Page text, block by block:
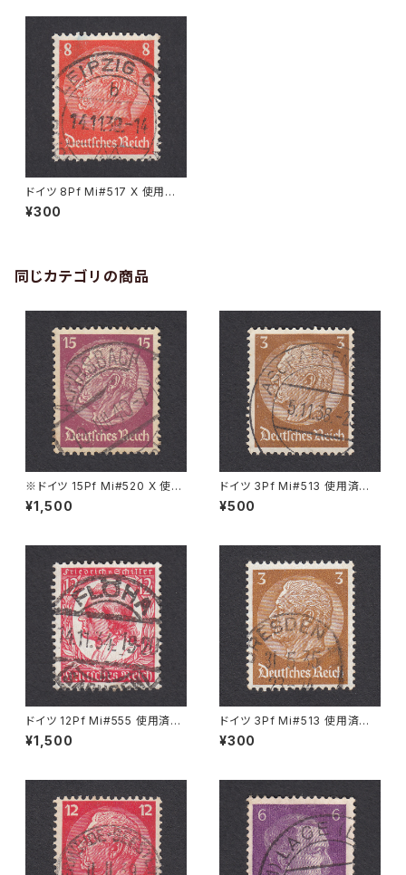
ドイツ 8Pf Mi#517 X 使用済
み切手｜LEIPZIG 14.11.1939
¥300
同じカテゴリの商品
※ドイツ 15Pf Mi#520 X 使用
済み切手｜ALPIRSBACH 19.J
UL.1940
¥1,500
ドイツ 3Pf Mi#513 使用済み
切手｜ASCHAFFENBURG 5.1
1.1936
¥500
ドイツ 12Pf Mi#555 使用済み
切手｜FLÖHA 14.11.1934
¥1,500
ドイツ 3Pf Mi#513 使用済み
切手｜DRESDEN 31.5.1935
¥300